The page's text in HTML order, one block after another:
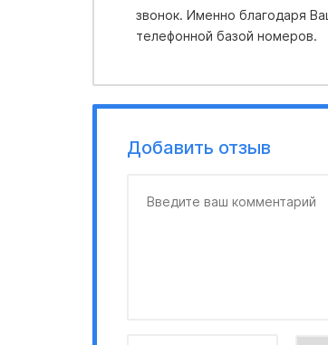
звонок. Именно благодаря
телефонной базой номеров.
Добавить отзыв